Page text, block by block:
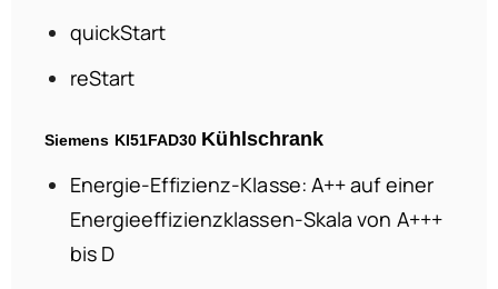
quickStart
reStart
Siemens KI51FAD30 Kühlschrank
Energie-Effizienz-Klasse: A++ auf einer
Energieeffizienzklassen-Skala von A+++
bis D